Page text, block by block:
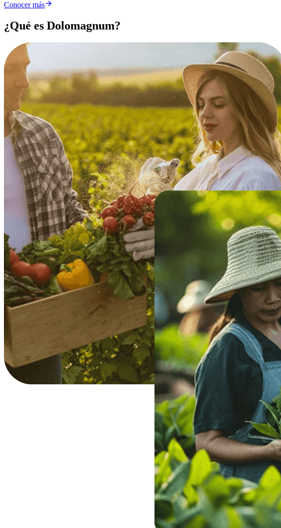
Conocer más
¿Qué es Dolomagnum?